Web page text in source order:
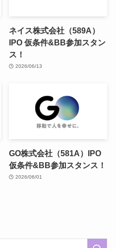
ネイス株式会社（589A）
IPO 仮条件&BB参加スタン
ス！
2026/06/13
GO株式会社（581A）IPO
仮条件&BB参加スタンス！
2026/06/01